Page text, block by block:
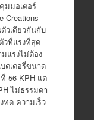
มมอเตอร์
Creations
วเดียวกันกับ
วที่แรงที่สุด
แรงไม่ต้อง
ตเตอรี่ขนาด
56 KPH แต่
ไม่ธรรมดา
ด ความเร็ว